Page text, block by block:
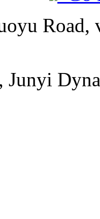
Road,
Junyi